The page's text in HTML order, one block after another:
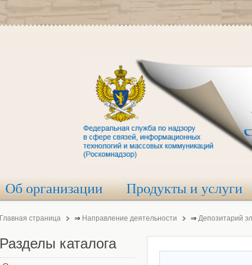
Об организации Продукты и услуги
Главная страница ⇒ Направление деятельности ⇒ Депозитарий
Разделы каталога